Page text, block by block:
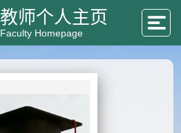
教师个人主页
Faculty Homepage